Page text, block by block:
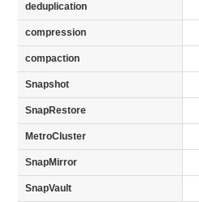
deduplication
compression
compaction
Snapshot
SnapRestore
MetroCluster
SnapMirror
SnapVault